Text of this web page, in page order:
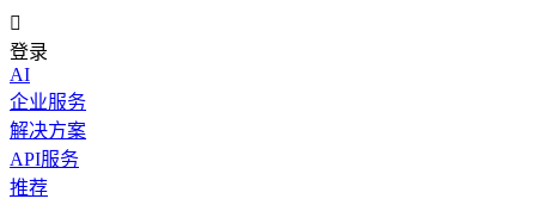

登录
AI
企业服务
解决方案
API服务
推荐